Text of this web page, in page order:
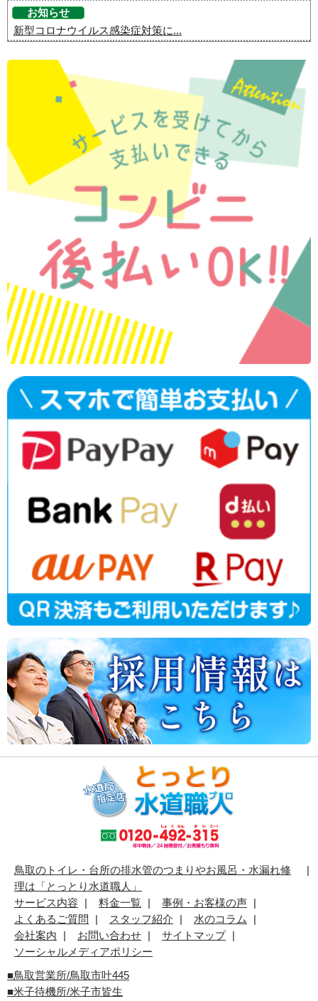
お知らせ
新型コロナウイルス感染症対策に...
鳥取のトイレ・台所の排水管のつまりやお風呂・水漏れ修
理は「とっとり水道職人」
サービス内容
料金一覧
事例・お客様の声
よくあるご質問
スタッフ紹介
水のコラム
会社案内
お問い合わせ
サイトマップ
ソーシャルメディアポリシー
■鳥取営業所/鳥取市叶445
■米子待機所/米子市皆生